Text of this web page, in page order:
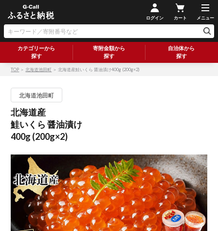
ログイン カート メニュー
カテゴリーから
探す
寄附金額から
探す
自治体から
探す
TOP ＞北海道池田町 ＞ 北海道産鮭いくら 醤油漬け400g (200g×2)
北海道池田町
北海道産
鮭いくら 醤油漬け
400g (200g×2)